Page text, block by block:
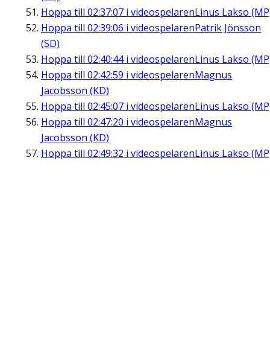
Hoppa till 02:37:07 i videospelarenLinus Lakso
Hoppa till 02:39:06 i videospelarenPatrik Jönsson
(SD)
Hoppa till 02:40:44i videospelarenLinus Lakso
Hoppa till 02:42:59 i videospelarenMagnus
Jacobsson (KD)
Hoppa till 02:45:07 i videospelarenLinus Lakso
Hoppa till 02:47:20 i videospelarenMagnus
Jacobsson (KD)
Hoppa till 02:49:32 i videospelarenLinus Lakso